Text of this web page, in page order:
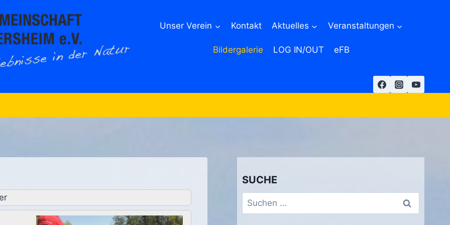
Unser Verein Kontakt Aktuelles Veranstaltungen
Bildergalerie LOG IN/OUT eFB
SUCHE
Suchen
nach: